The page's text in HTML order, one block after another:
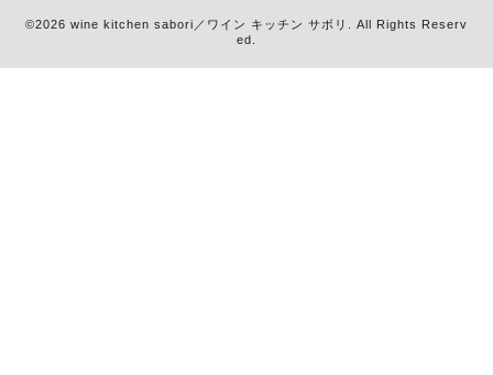
©2026 wine kitchen sabori／ワイン キッチン サボリ
. All Rights Reserv
ed.